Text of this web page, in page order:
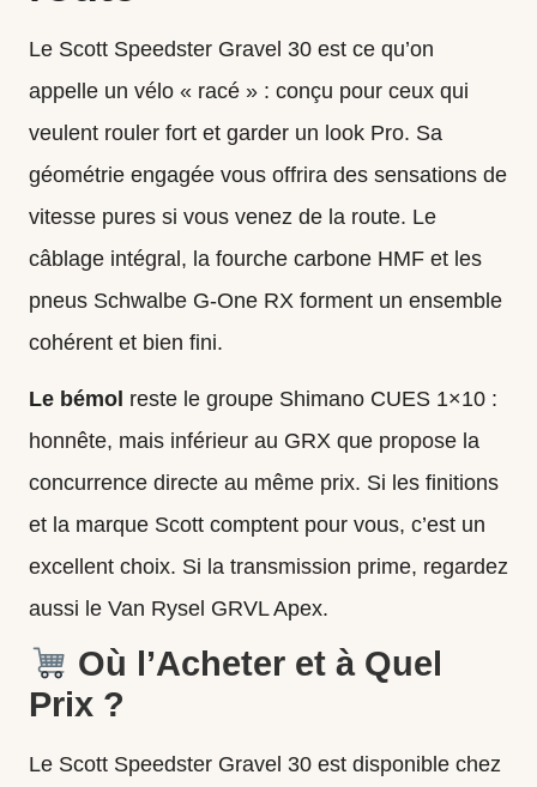
Le Scott Speedster Gravel 30 est ce qu’on
appelle un vélo « racé » : conçu pour ceux qui
veulent rouler fort et garder un look Pro. Sa
géométrie engagée vous offrira des sensations de
vitesse pures si vous venez de la route. Le
câblage intégral, la fourche carbone HMF et les
pneus Schwalbe G-One RX forment un ensemble
cohérent et bien fini.
Le bémol reste le groupe Shimano CUES 1×10 :
honnête, mais inférieur au GRX que propose la
concurrence directe au même prix. Si les finitions
et la marque Scott comptent pour vous, c’est un
excellent choix. Si la transmission prime, regardez
aussi le Van Rysel GRVL Apex.
Où l’Acheter et à Quel
Prix ?
Le Scott Speedster Gravel 30 est disponible chez